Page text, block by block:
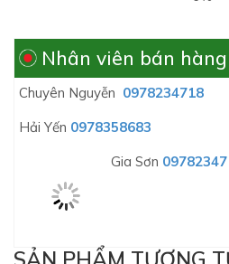
Nhân viên bán hàng
Chuyên Nguyễn 0978234718
Hải Yến 0978358683
0978234718
SẢN PHẨM TƯƠNG TỰ